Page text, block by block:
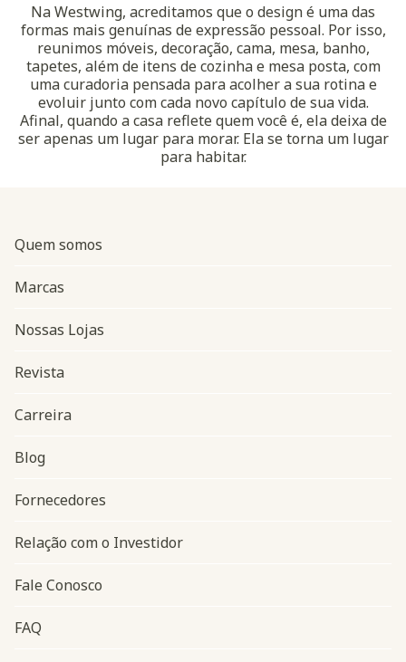
Na Westwing, acreditamos que o design é uma das
formas mais genuínas de expressão pessoal. Por isso,
reunimos móveis, decoração, cama, mesa, banho,
tapetes, além de itens de cozinha e mesa posta, com
uma curadoria pensada para acolher a sua rotina e
evoluir junto com cada novo capítulo de sua vida.
Afinal, quando a casa reflete quem você é, ela deixa de
ser apenas um lugar para morar. Ela se torna um lugar
para habitar.
Navegação do rodapé
Quem somos
Marcas
Nossas Lojas
Revista
Carreira
Blog
Fornecedores
Relação com o Investidor
Fale Conosco
FAQ